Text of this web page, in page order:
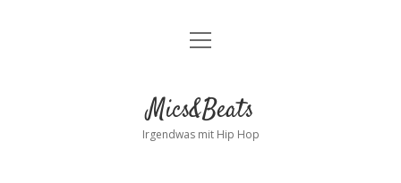
Kontakt
facebookinstagram
bandcamp
spotify
Menü
Mics&Beats
Irgendwas mit Hip Hop